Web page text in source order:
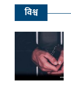
विश्व